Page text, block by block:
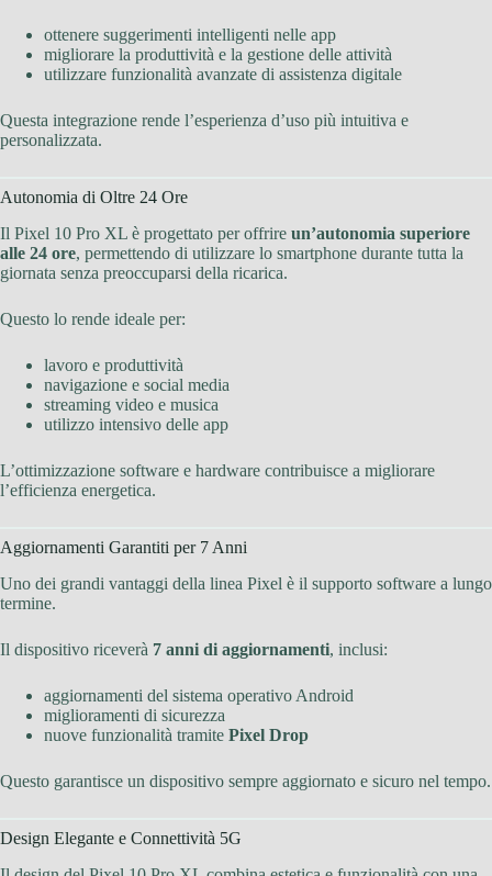
ottenere suggerimenti intelligenti nelle app
migliorare la produttività e la gestione delle attività
utilizzare funzionalità avanzate di assistenza digitale
Questa integrazione rende l’esperienza d’uso più intuitiva e
personalizzata.
Autonomia di Oltre 24 Ore
Il Pixel 10 Pro XL è progettato per offrire un’autonomia superiore
alle 24 ore, permettendo di utilizzare lo smartphone durante tutta la
giornata senza preoccuparsi della ricarica.
Questo lo rende ideale per:
lavoro e produttività
navigazione e social media
streaming video e musica
utilizzo intensivo delle app
L’ottimizzazione software e hardware contribuisce a migliorare
l’efficienza energetica.
Aggiornamenti Garantiti per 7 Anni
Uno dei grandi vantaggi della linea Pixel è il supporto software a lungo
termine.
Il dispositivo riceverà 7 anni di aggiornamenti, inclusi:
aggiornamenti del sistema operativo Android
miglioramenti di sicurezza
nuove funzionalità tramite Pixel Drop
Questo garantisce un dispositivo sempre aggiornato e sicuro nel tempo.
Design Elegante e Connettività 5G